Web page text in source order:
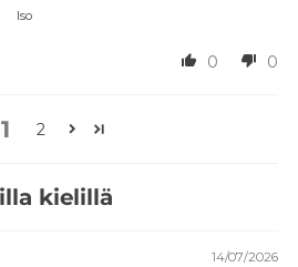
Iso
0 0
1 2
kielillä
14/07/2026